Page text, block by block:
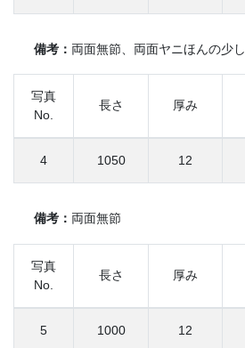
備考： 両面無節、両面ヤニほんの少し
写真
No.
長さ 厚み
4 1050 12
備考： 両面無節
写真
No.
長さ 厚み
5 1000 12